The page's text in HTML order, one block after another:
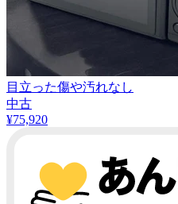
目立った傷や汚れなし
中古
¥75,920